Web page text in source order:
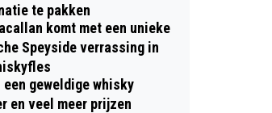
te pakken
komt met een unieke
Speyside verrassing in
een geweldige whisky
en veel meer prijzen